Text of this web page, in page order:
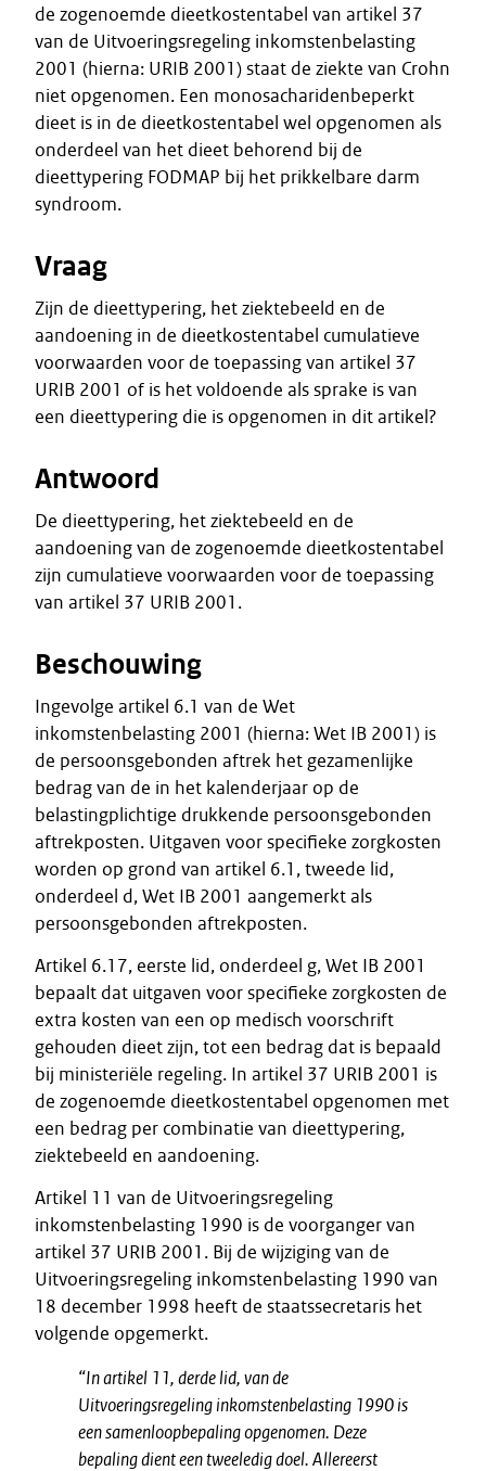
de zogenoemde dieetkostentabel van artikel 37
van de Uitvoeringsregeling inkomstenbelasting
2001 (hierna: URIB 2001) staat de ziekte van Crohn
niet opgenomen. Een monosacharidenbeperkt
dieet is in de dieetkostentabel wel opgenomen als
onderdeel van het dieet behorend bij de
dieettypering FODMAP bij het prikkelbare darm
syndroom.
Vraag
Zijn de dieettypering, het ziektebeeld en de
aandoening in de dieetkostentabel cumulatieve
voorwaarden voor de toepassing van artikel 37
URIB 2001 of is het voldoende als sprake is van
een dieettypering die is opgenomen in dit artikel?
Antwoord
De dieettypering, het ziektebeeld en de
aandoening van de zogenoemde dieetkostentabel
zijn cumulatieve voorwaarden voor de toepassing
van artikel 37 URIB 2001.
Beschouwing
Ingevolge artikel 6.1 van de Wet
inkomstenbelasting 2001 (hierna: Wet IB 2001) is
de persoonsgebonden aftrek het gezamenlijke
bedrag van de in het kalenderjaar op de
belastingplichtige drukkende persoonsgebonden
aftrekposten. Uitgaven voor specifieke zorgkosten
worden op grond van artikel 6.1, tweede lid,
onderdeel d, Wet IB 2001 aangemerkt als
persoonsgebonden aftrekposten.
Artikel 6.17, eerste lid, onderdeel g, Wet IB 2001
bepaalt dat uitgaven voor specifieke zorgkosten de
extra kosten van een op medisch voorschrift
gehouden dieet zijn, tot een bedrag dat is bepaald
bij ministeriële regeling. In artikel 37 URIB 2001 is
de zogenoemde dieetkostentabel opgenomen met
een bedrag per combinatie van dieettypering,
ziektebeeld en aandoening.
Artikel 11 van de Uitvoeringsregeling
inkomstenbelasting 1990 is de voorganger van
artikel 37 URIB 2001. Bij de wijziging van de
Uitvoeringsregeling inkomstenbelasting 1990 van
18 december 1998 heeft de staatssecretaris het
volgende opgemerkt.
“In artikel 11, derde lid, van de
Uitvoeringsregeling inkomstenbelasting 1990 is
een samenloopbepaling opgenomen. Deze
bepaling dient een tweeledig doel. Allereerst